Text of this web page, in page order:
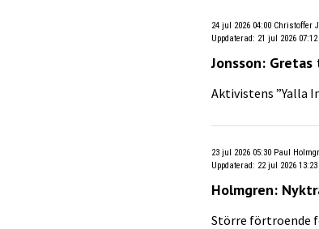
24 jul 2026 04:00 Christoffer
Uppdaterad: 21 jul 2026 07:12
Jonsson:
Aktivistens ”Yalla
23 jul 2026 05:30 Paul
Uppdaterad: 22 jul 2026 13:23
Holmgren:
Större förtroende